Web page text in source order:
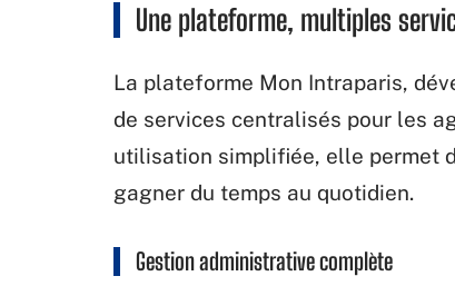
Une plateforme, multiples
La plateforme Mon Intraparis,
de services centralisés pour les
utilisation simplifiée, elle permet
gagner du temps au quotidien.
Gestion administrative complète